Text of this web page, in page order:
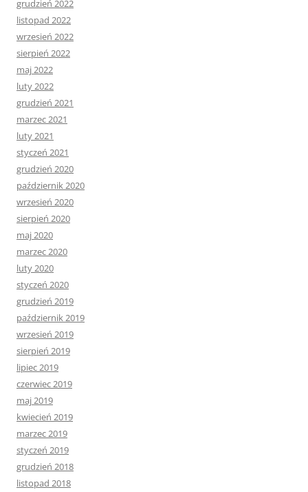
grudzień 2022
listopad 2022
wrzesień 2022
sierpień 2022
maj 2022
luty 2022
grudzień 2021
marzec 2021
luty 2021
styczeń 2021
grudzień 2020
październik 2020
wrzesień 2020
sierpień 2020
maj 2020
marzec 2020
luty 2020
styczeń 2020
grudzień 2019
październik 2019
wrzesień 2019
sierpień 2019
lipiec 2019
czerwiec 2019
maj 2019
kwiecień 2019
marzec 2019
styczeń 2019
grudzień 2018
listopad 2018